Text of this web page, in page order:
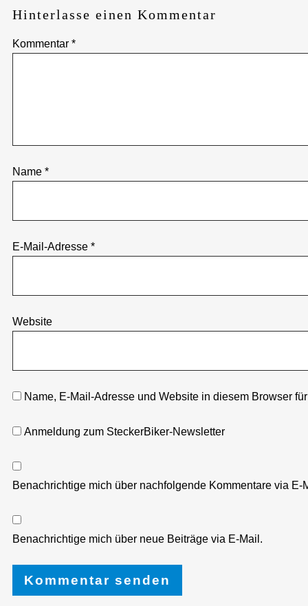
Hinterlasse einen Kommentar
Kommentar *
Name *
E-Mail-Adresse *
Website
Name, E-Mail-Adresse und Website in diesem Browser
Anmeldung zum SteckerBiker-Newsletter
Benachrichtige mich über nachfolgende Kommentare via E-
Benachrichtige mich über neue Beiträge via E-Mail.